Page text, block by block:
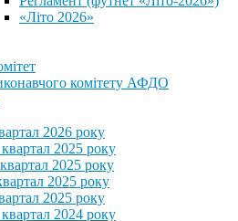
«Літо 2026»
комітету АФДО
2026 року
2025 року
2025 року
2025 року
2025 року
2024 року